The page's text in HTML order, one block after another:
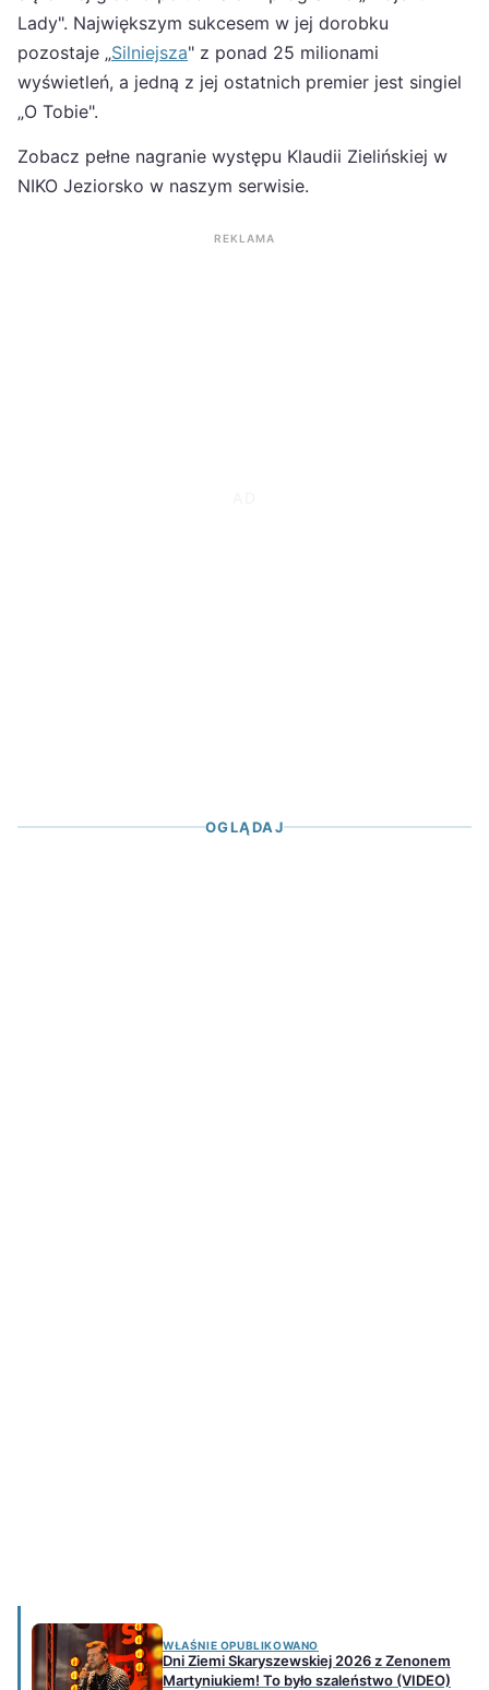
Lady". Największym sukcesem w jej dorobku
pozostaje „Silniejsza" z ponad 25 milionami
wyświetleń, a jedną z jej ostatnich premier jest singiel
„O Tobie".
Zobacz pełne nagranie występu Klaudii Zielińskiej w
NIKO Jeziorsko w naszym serwisie.
REKLAMA
OGLĄDAJ
WŁAŚNIE OPUBLIKOWANO
Dni Ziemi Skaryszewskiej 2026 z Zenonem
Martyniukiem! To było szaleństwo (VIDEO)